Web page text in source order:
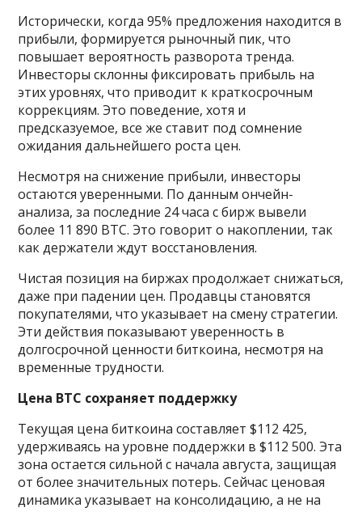
Исторически, когда 95% предложения находится в
прибыли, формируется рыночный пик, что
повышает вероятность разворота тренда.
Инвесторы склонны фиксировать прибыль на
этих уровнях, что приводит к краткосрочным
коррекциям. Это поведение, хотя и
предсказуемое, все же ставит под сомнение
ожидания дальнейшего роста цен.
Несмотря на снижение прибыли, инвесторы
остаются уверенными. По данным ончейн-
анализа, за последние 24 часа с бирж вывели
более 11 890 BTC. Это говорит о накоплении, так
как держатели ждут восстановления.
Чистая позиция на биржах продолжает снижаться,
даже при падении цен. Продавцы становятся
покупателями, что указывает на смену стратегии.
Эти действия показывают уверенность в
долгосрочной ценности биткоина, несмотря на
временные трудности.
Цена BTC сохраняет поддержку
Текущая цена биткоина составляет $112 425,
удерживаясь на уровне поддержки в $112 500. Эта
зона остается сильной с начала августа, защищая
от более значительных потерь. Сейчас ценовая
динамика указывает на консолидацию, а не на